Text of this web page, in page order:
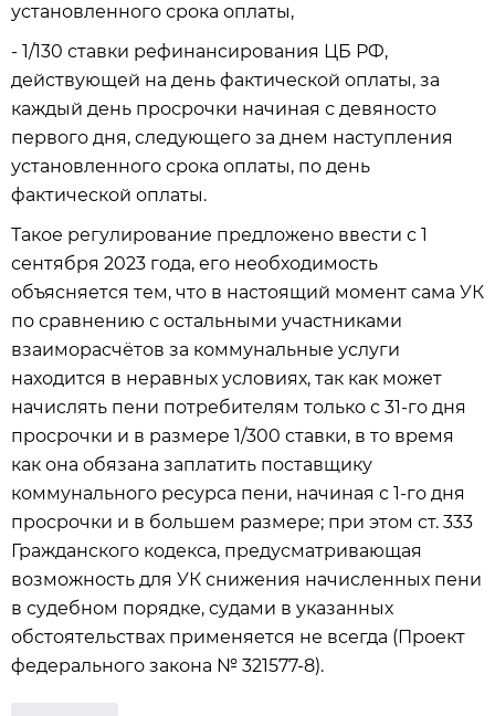
установленного срока оплаты,
- 1/130 ставки рефинансирования ЦБ РФ,
действующей на день фактической оплаты, за
каждый день просрочки начиная с девяносто
первого дня, следующего за днем наступления
установленного срока оплаты, по день
фактической оплаты.
Такое регулирование предложено ввести с 1
сентября 2023 года, его необходимость
объясняется тем, что в настоящий момент сама УК
по сравнению с остальными участниками
взаиморасчётов за коммунальные услуги
находится в неравных условиях, так как может
начислять пени потребителям только с 31-го дня
просрочки и в размере 1/300 ставки, в то время
как она обязана заплатить поставщику
коммунального ресурса пени, начиная с 1-го дня
просрочки и в большем размере; при этом ст. 333
Гражданского кодекса, предусматривающая
возможность для УК снижения начисленных пени
в судебном порядке, судами в указанных
обстоятельствах применяется не всегда (Проект
федерального закона № 321577-8).